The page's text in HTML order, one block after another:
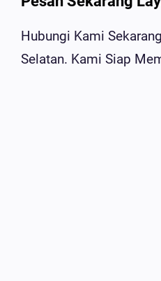
Hubungi Kami
Selatan. Kami Siap